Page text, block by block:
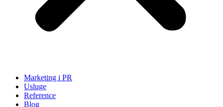
Marketing i PR
Usluge
Reference
Blog